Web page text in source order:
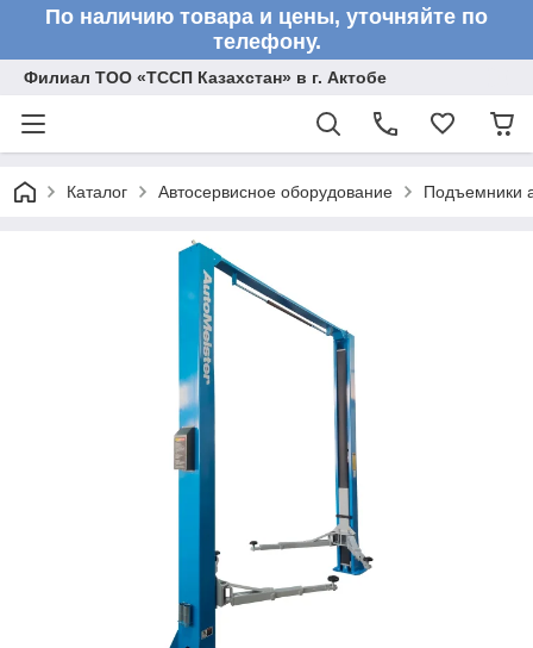
По наличию товара и цены, уточняйте по
телефону.
Филиал ТОО «ТССП Казахстан» в г. Актобе
Каталог Автосервисное оборудование Подъемники